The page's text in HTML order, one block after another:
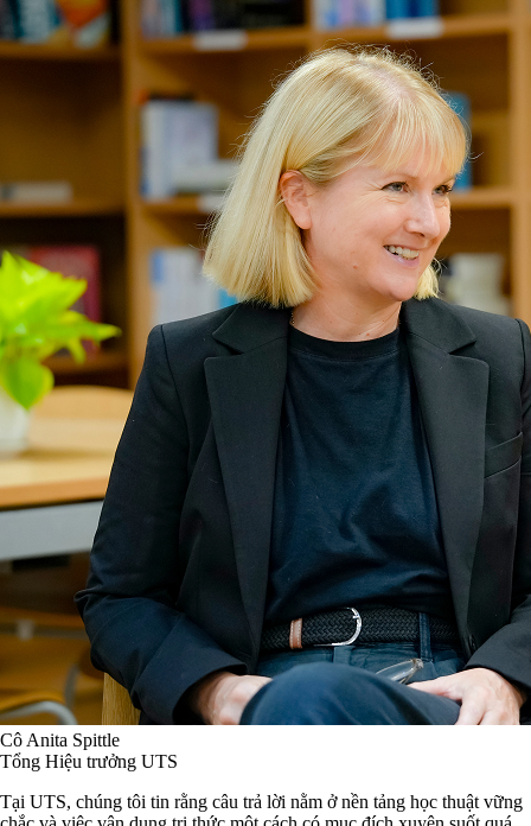
Cô Anita Spittle
Tổng Hiệu trưởng UTS
Tại UTS, chúng tôi tin rằng câu trả lời nằm ở nền tảng học thuật vững